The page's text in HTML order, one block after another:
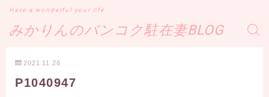
みかりんのバンコク駐在妻BLOG
Have a wonderful your life
2021.11.26
P1040947